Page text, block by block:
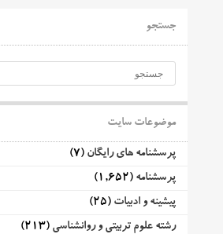
جستجو
موضوعات سایت
پرسشنامه های رایگان (7)
پرسشنامه (1,652)
پیشینه و ادبیات (25)
رشته علوم تربیتی و روانشناسی (213)